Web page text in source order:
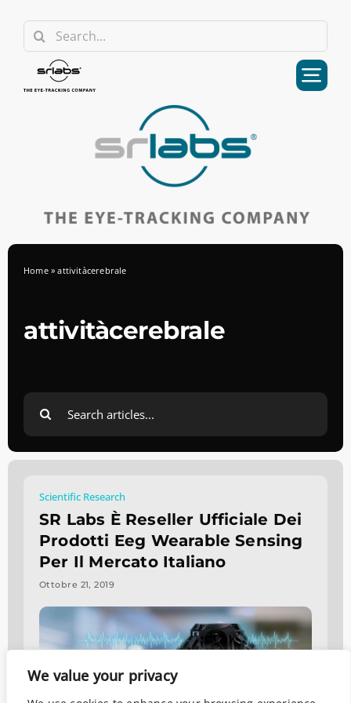
We value your privacy
content
Search
for:
attivitàcerebrale
Home»attivitàcerebrale
Search
for:
Scientific Research
SR Labs È Reseller Ufficiale Dei
Prodotti Eeg Wearable Sensing
Per Il Mercato Italiano
Ottobre 21, 2019